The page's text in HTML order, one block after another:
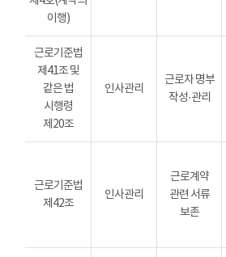
이행)
근로기준법
제41조 및
같은 법
시행령
제20조
인사관리
근로자 명부
작성·관리
근로기준법
제42조
인사관리
근로계약
관련 서류
보존